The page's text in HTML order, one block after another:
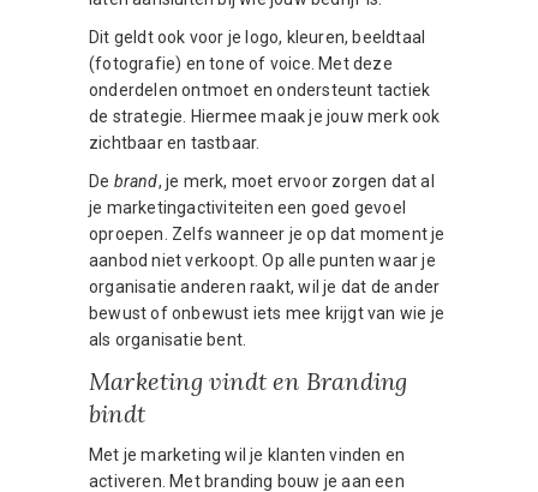
Dit geldt ook voor je logo, kleuren, beeldtaal
(fotografie) en tone of voice. Met deze
onderdelen ontmoet en ondersteunt tactiek
de strategie. Hiermee maak je jouw merk ook
zichtbaar en tastbaar.
De brand, je merk, moet ervoor zorgen dat al
je marketingactiviteiten een goed gevoel
oproepen. Zelfs wanneer je op dat moment je
aanbod niet verkoopt. Op alle punten waar je
organisatie anderen raakt, wil je dat de ander
bewust of onbewust iets mee krijgt van wie je
als organisatie bent.
Marketing vindt en Branding
bindt
Met je marketing wil je klanten vinden en
activeren. Met branding bouw je aan een